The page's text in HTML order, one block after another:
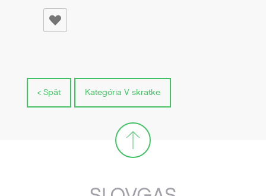
< Spät Kategória V skratke